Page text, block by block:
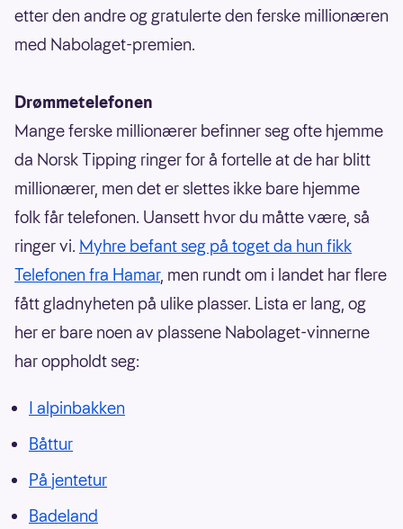
etter den andre og gratulerte den ferske millionæren
med Nabolaget-premien.
Drømmetelefonen
Mange ferske millionærer befinner seg ofte hjemme
da Norsk Tipping ringer for å fortelle at de har blitt
millionærer, men det er slettes ikke bare hjemme
folk får telefonen. Uansett hvor du måtte være, så
ringer vi. Myhre befant seg på toget da hun fikk
Telefonen fra Hamar, men rundt om i landet har flere
fått gladnyheten på ulike plasser. Lista er lang, og
her er bare noen av plassene Nabolaget-vinnerne
har oppholdt seg:
I alpinbakken
Båttur
På jentetur
Badeland